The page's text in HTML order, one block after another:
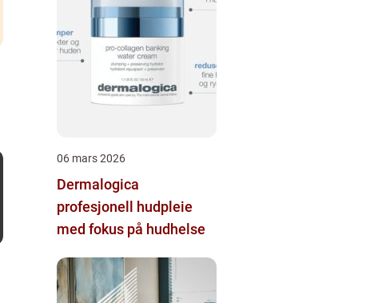
06 mars 2026
Dermalogica
profesjonell hudpleie
med fokus på hudhelse